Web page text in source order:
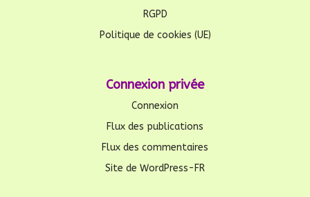
RGPD
Politique de cookies (UE)
Connexion privée
Connexion
Flux des publications
Flux des commentaires
Site de WordPress-FR